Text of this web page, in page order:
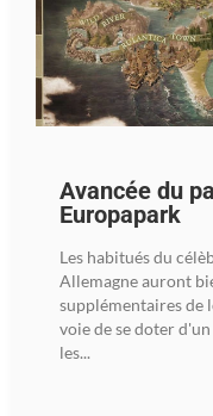
Avancée du
Europapark
Les habitués du
Allemagne auront
supplémentaires de
voie de se doter
les...